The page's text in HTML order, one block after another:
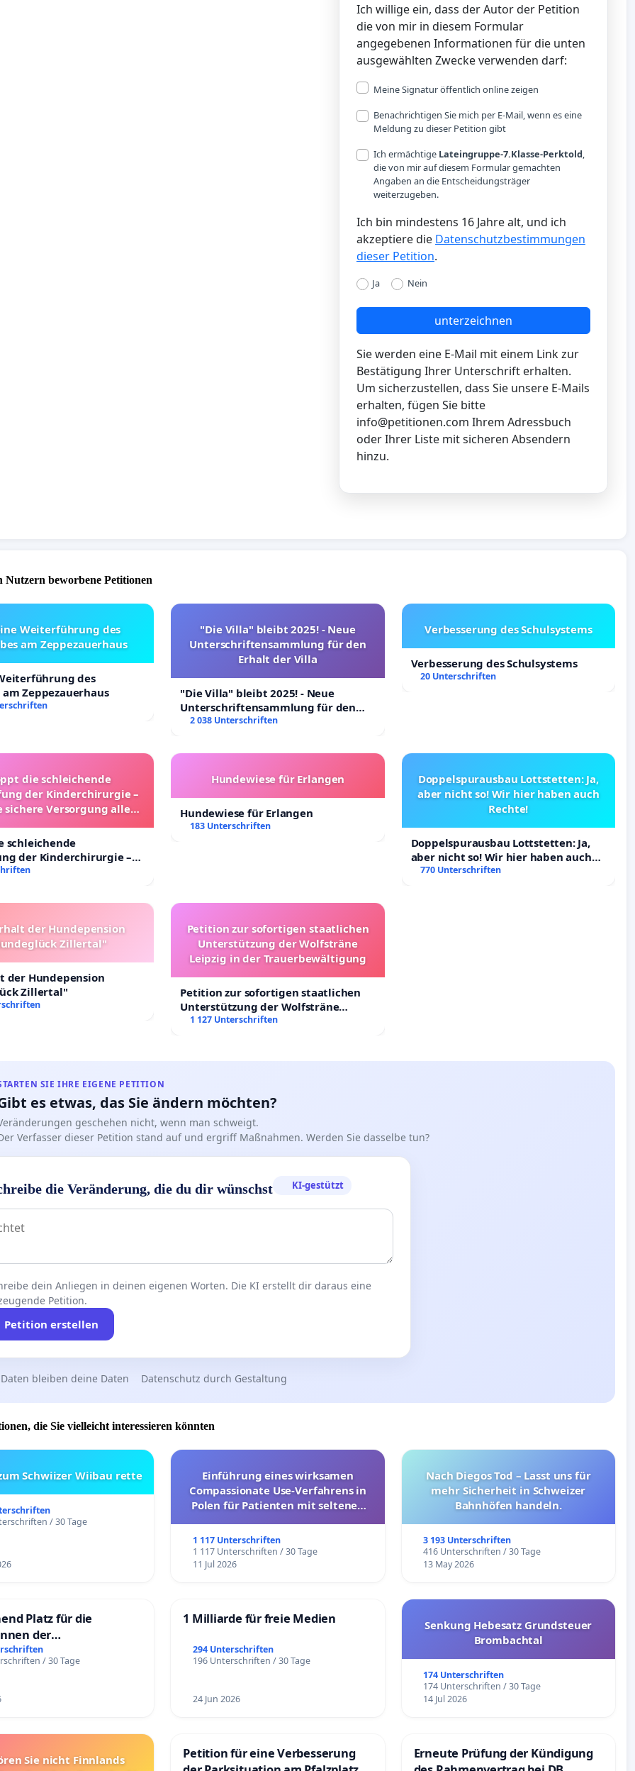
Ich willige ein, dass der Autor der Petition
die von mir in diesem Formular
angegebenen Informationen für die unten
ausgewählten Zwecke verwenden darf:
Meine Signatur öffentlich online zeigen
Benachrichtigen Sie mich per E-Mail, wenn es eine
Meldung zu dieser Petition gibt
Ich ermächtige Lateingruppe-7.Klasse-Perktold,
die von mir auf diesem Formular gemachten
Angaben an die Entscheidungsträger
weiterzugeben.
Ich bin mindestens 16 Jahre alt, und ich
akzeptiere die Datenschutzbestimmungen
dieser Petition.
Ja Nein
unterzeichnen
Sie werden eine E-Mail mit einem Link zur
Bestätigung Ihrer Unterschrift erhalten.
Um sicherzustellen, dass Sie unsere E-Mails
erhalten, fügen Sie bitte
info@petitionen.com Ihrem Adressbuch
oder Ihrer Liste mit sicheren Absendern
hinzu.
Nutzern beworbene Petitionen
Weiterführung des
am Zeppezauerhaus
des
Zeppezauerhaus
"Die Villa" bleibt 2025! - Neue
Unterschriftensammlung für den
Erhalt der Villa
"Die Villa" bleibt 2025! - Neue
Unterschriftensammlung für den
Erhalt der Villa
2 038 Unterschriften
Verbesserung des Schulsystems
Verbesserung des Schulsystems
20 Unterschriften
die schleichende
der Kinderchirurgie –
sichere Versorgung aller
schleichende
der Kinderchirurgie –
Versorgung aller
Hundewiese für Erlangen
Hundewiese für Erlangen
183 Unterschriften
Doppelspurausbau Lottstetten: Ja,
aber nicht so! Wir hier haben auch
Rechte!
Doppelspurausbau Lottstetten: Ja,
aber nicht so! Wir hier haben auch
Rechte!
770 Unterschriften
der Hundepension
Zillertal"
der Hundepension
Zillertal"
Petition zur sofortigen staatlichen
Unterstützung der Wolfsträne
Leipzig in der Trauerbewältigung
Petition zur sofortigen staatlichen
Unterstützung der Wolfsträne
Leipzig in der Trauerbewältigung
1 127 Unterschriften
SIE IHRE EIGENE PETITION
es etwas, das Sie ändern möchten?
geschehen nicht, wenn man schweigt.
Verfasser dieser Petition stand auf und ergriff Maßnahmen. Werden Sie dasselbe tun?
die Veränderung, die du dir wünschst KI-gestützt
dein Anliegen in deinen eigenen Worten. Die KI erstellt dir daraus eine
Petition.
Petition erstellen
bleiben deine Daten Datenschutz durch Gestaltung
die Sie vielleicht interessieren könnten
Schwiizer Wiibau rette
/ 30 Tage
Einführung eines wirksamen
Compassionate Use-Verfahrens in
Polen für Patienten mit seltenen
1 117 Unterschriften
1 117 Unterschriften / 30 Tage
11 Jul 2026
Nach Diegos Tod – Lasst uns für
mehr Sicherheit in Schweizer
Bahnhöfen handeln.
3 193 Unterschriften
416 Unterschriften / 30 Tage
13 May 2026
Platz für die
der
/ 30 Tage
1 Milliarde für freie Medien
294 Unterschriften
196 Unterschriften / 30 Tage
24 Jun 2026
Senkung Hebesatz Grundsteuer
Brombachtal
174 Unterschriften
174 Unterschriften / 30 Tage
14 Jul 2026
Sie nicht Finnlands
Petition für eine Verbesserung
Erneute Prüfung der Kündigung